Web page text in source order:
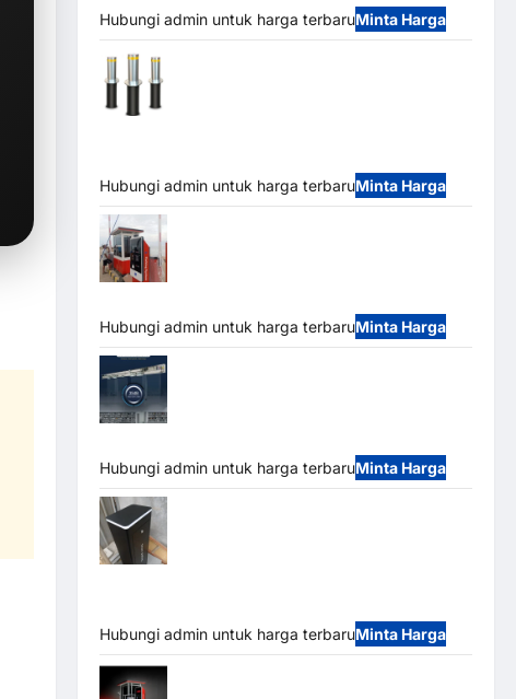
Hubungi admin untuk harga terbaruMinta Harga
Hubungi admin untuk harga terbaruMinta Harga
Hubungi admin untuk harga terbaruMinta Harga
Hubungi admin untuk harga terbaruMinta Harga
Hubungi admin untuk harga terbaruMinta Harga